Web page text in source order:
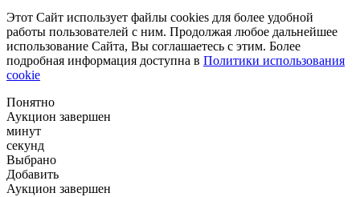
Этот Сайт использует файлы cookies для более удобной
работы пользователей с ним. Продолжая любое дальнейшее
использование Сайта, Вы соглашаетесь с этим. Более
подробная информация доступна в Политики использования
cookie
Понятно
Аукцион завершен
минут
секунд
Выбрано
Добавить
Аукцион завершен